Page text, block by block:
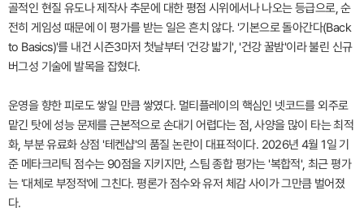
골적인 현질 유도나 제작사 추문에 대한 평점 시위에서나 나오는 등급으로, 순
전히 게임성 때문에 이 평가를 받는 일은 흔치 않다. '기본으로 돌아간다(Back
to Basics)'를 내건 시즌3마저 첫날부터 '건강 밟기', '건강 꿀밤'이라 불린 신규
버그성 기술에 발목을 잡혔다.
운영을 향한 피로도 쌓일 만큼 쌓였다. 멀티플레이의 핵심인 넷코드를 외주로
맡긴 탓에 성능 문제를 근본적으로 손대기 어렵다는 점, 사양을 많이 타는 최적
화, 부분 유료화 상점 '테켄샵'의 품질 논란이 대표적이다. 2026년 4월 1일 기
준 메타크리틱 점수는 90점을 지키지만, 스팀 종합 평가는 '복합적', 최근 평가
는 '대체로 부정적'에 그친다. 평론가 점수와 유저 체감 사이가 그만큼 벌어졌
다.